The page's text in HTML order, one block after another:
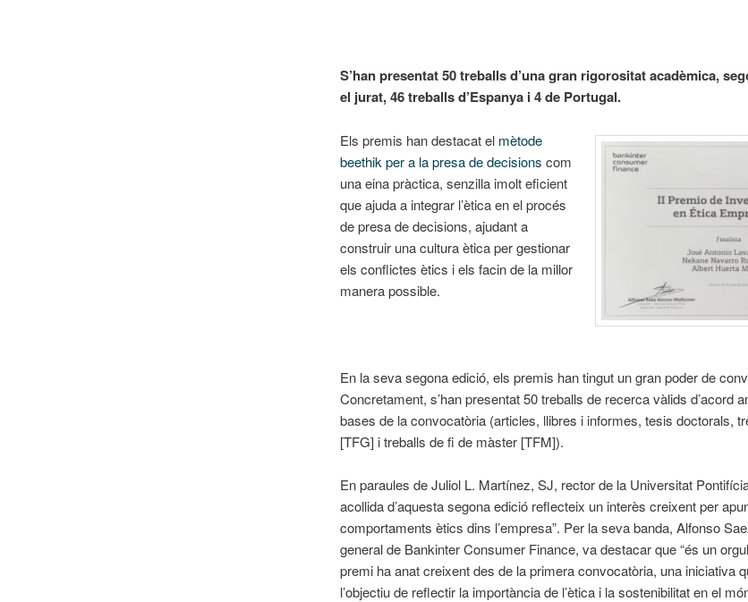
S’han presentat 50 treballs d’una gran rigorositat acadèmica,
el jurat, 46 treballs d’Espanya i 4 de Portugal.
Els premis han destacat el mètode
beethik per a la presa de decisions com
una eina pràctica, senzilla imolt eficient
que ajuda a integrar l’ètica en el procés
de presa de decisions, ajudant a
construir una cultura ètica per gestionar
els conflictes ètics i els facin de la millor
manera possible.
En la seva segona edició, els premis han tingut un gran poder de
Concretament, s’han presentat 50 treballs de recerca vàlids d’acord
bases de la convocatòria (articles, llibres i informes, tesis doctorals,
[TFG] i treballs de fi de màster [TFM]).
En paraules de Juliol L. Martínez, SJ, rector de la Universitat
acollida d’aquesta segona edició reflecteix un interès creixent per
comportaments ètics dins l’empresa”. Per la seva banda, Alfonso
general de Bankinter Consumer Finance, va destacar que “és un
premi ha anat creixent des de la primera convocatòria, una iniciativa
l’objectiu de reflectir la importància de l’ètica i la sostenibilitat en el